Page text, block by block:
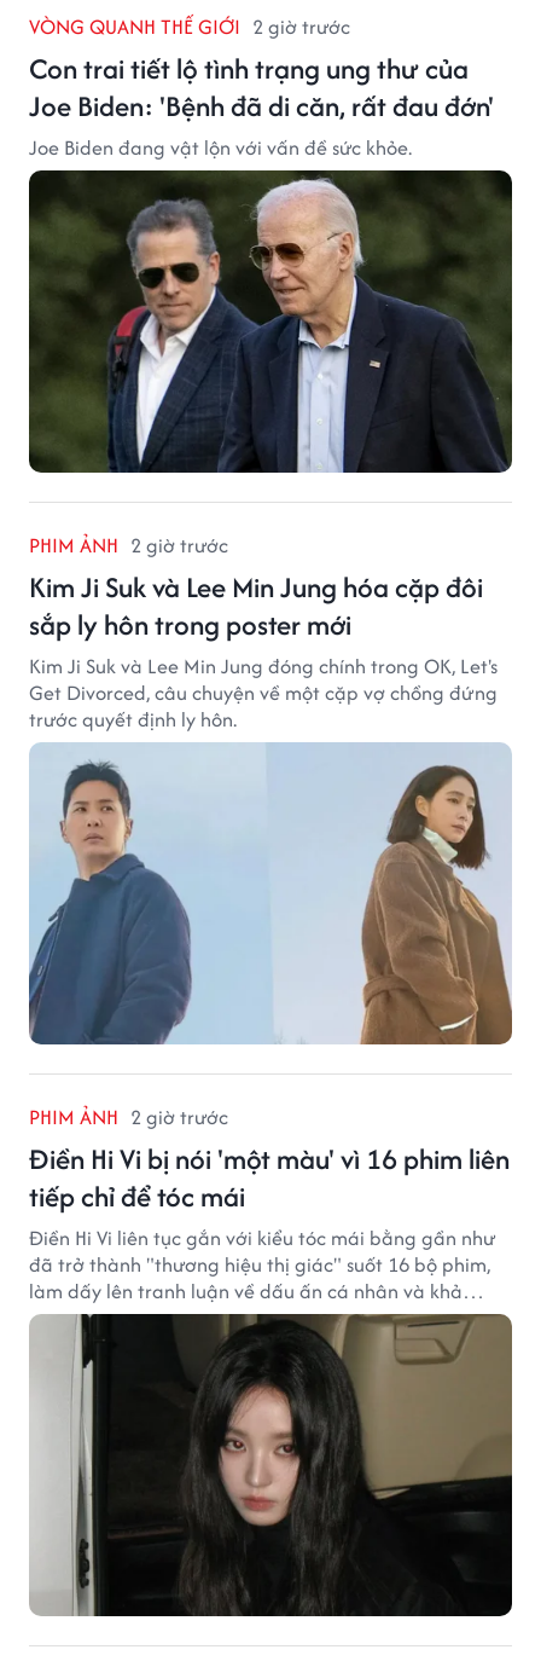
VÒNG QUANH THẾ GIỚI 2 giờ trước
Con trai tiết lộ tình trạng ung thư của
Joe Biden: 'Bệnh đã di căn, rất đau đớn'
Joe Biden đang vật lộn với vấn đề sức khỏe.
PHIM ẢNH 2 giờ trước
Kim Ji Suk và Lee Min Jung hóa cặp đôi
sắp ly hôn trong poster mới
Kim Ji Suk và Lee Min Jung đóng chính trong OK, Let's
Get Divorced, câu chuyện về một cặp vợ chồng đứng
trước quyết định ly hôn.
PHIM ẢNH 2 giờ trước
Điền Hi Vi bị nói 'một màu' vì 16 phim liên
tiếp chỉ để tóc mái
Điền Hi Vi liên tục gắn với kiểu tóc mái bằng gần như
đã trở thành "thương hiệu thị giác" suốt 16 bộ phim,
làm dấy lên tranh luận về dấu ấn cá nhân và khả
năng biến hóa trên màn ảnh.